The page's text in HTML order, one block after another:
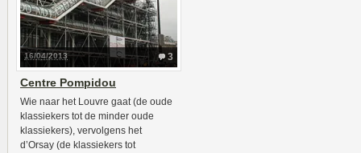
3
16/04/2013
Centre Pompidou
Wie naar het Louvre gaat (de oude
klassiekers tot de minder oude
klassiekers), vervolgens het
d’Orsay (de klassiekers tot